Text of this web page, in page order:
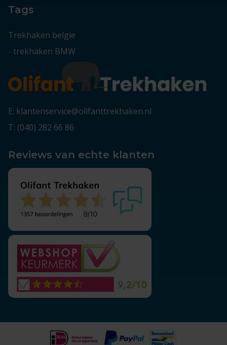
Tags
Trekhaken belgie
- trekhaken BMW
E: klantenservice@olifanttrekhaken.nl
T: (040) 282 66 86
Reviews van echte klanten